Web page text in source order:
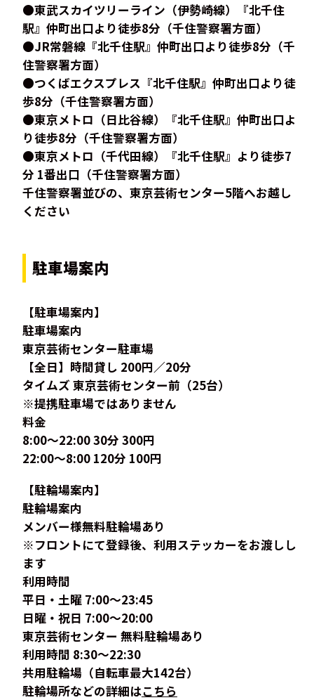
●東武スカイツリーライン（伊勢崎線）『北千住
駅』仲町出口より徒歩8分（千住警察署方面）
●JR常磐線『北千住駅』仲町出口より徒歩8分（千
住警察署方面）
●つくばエクスプレス『北千住駅』仲町出口より徒
歩8分（千住警察署方面）
●東京メトロ（日比谷線）『北千住駅』仲町出口よ
り徒歩8分（千住警察署方面）
●東京メトロ（千代田線）『北千住駅』より徒歩7
分 1番出口（千住警察署方面）
千住警察署並びの、東京芸術センター5階へお越し
ください
駐車場案内
【駐車場案内】
駐車場案内
東京芸術センター駐車場
【全日】時間貸し 200円／20分
タイムズ 東京芸術センター前（25台）
※提携駐車場ではありません
料金
8:00～22:00 30分 300円
22:00～8:00 120分 100円
【駐輪場案内】
駐輪場案内
メンバー様無料駐輪場あり
※フロントにて登録後、利用ステッカーをお渡しし
ます
利用時間
平日・土曜 7:00～23:45
日曜・祝日 7:00～20:00
東京芸術センター 無料駐輪場あり
利用時間 8:30～22:30
共用駐輪場（自転車最大142台）
駐輪場所などの詳細はこちら